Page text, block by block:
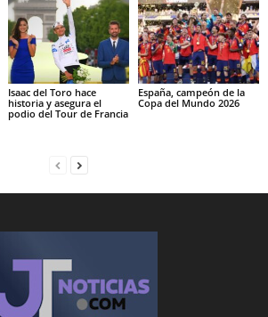
Isaac del Toro hace
historia y asegura el
podio del Tour de Francia
España, campeón de la
Copa del Mundo 2026